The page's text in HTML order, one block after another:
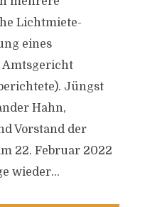
Lichtmiete-
eines
Amtsgericht
Jüngst
Hahn,
Vorstand der
22. Februar 2022
wieder...